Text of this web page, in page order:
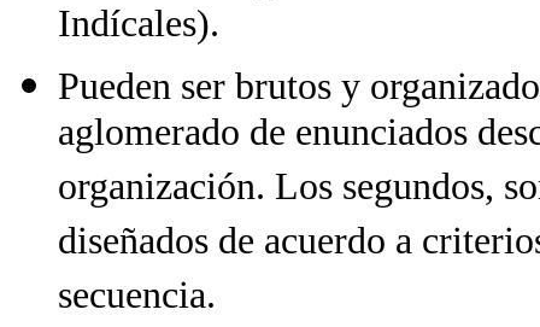
Indícales).
Pueden ser brutos y
aglomerado de enunciados
organización. Los segundos,
diseñados de acuerdo a
secuencia.